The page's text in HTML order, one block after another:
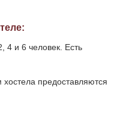
4 и 6 человек. Есть
предоставляются